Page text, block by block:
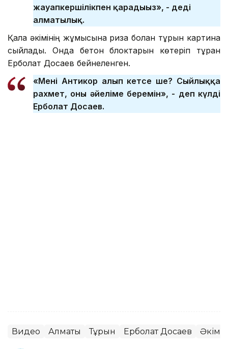
жауапкершілікпен қарадыңыз», - деді
алматылық.
Қала әкімінің жұмысына риза болған тұрғын картина
сыйлады. Онда бетон блоктарын көтеріп тұрған
Ерболат Досаев бейнеленген.
«Мені Антикор алып кетсе ше? Сыйлыққа
рахмет, оны әйеліме беремін», - деп күлді
Ерболат Досаев.
Видео Алматы Тұрғын Ерболат Досаев Әкім